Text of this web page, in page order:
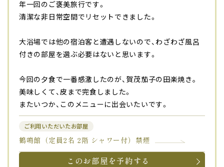
年一回のご褒美旅行です。
清潔な非日常空間でリセットできました。
大浴場では他の宿泊客と遭遇しないので、わざわざ風呂
付きの部屋を選ぶ必要はないと思います。
今回の夕食で一番感激したのが、賀茂茄子の田楽焼き｡
美味しくて、皮まで完食しました。
またいつか、このメニューに出会いたいです。
ご利用いただいたお部屋
鶴鳴館（定員2名 2階 シャワー付）禁煙
このお部屋を予約する